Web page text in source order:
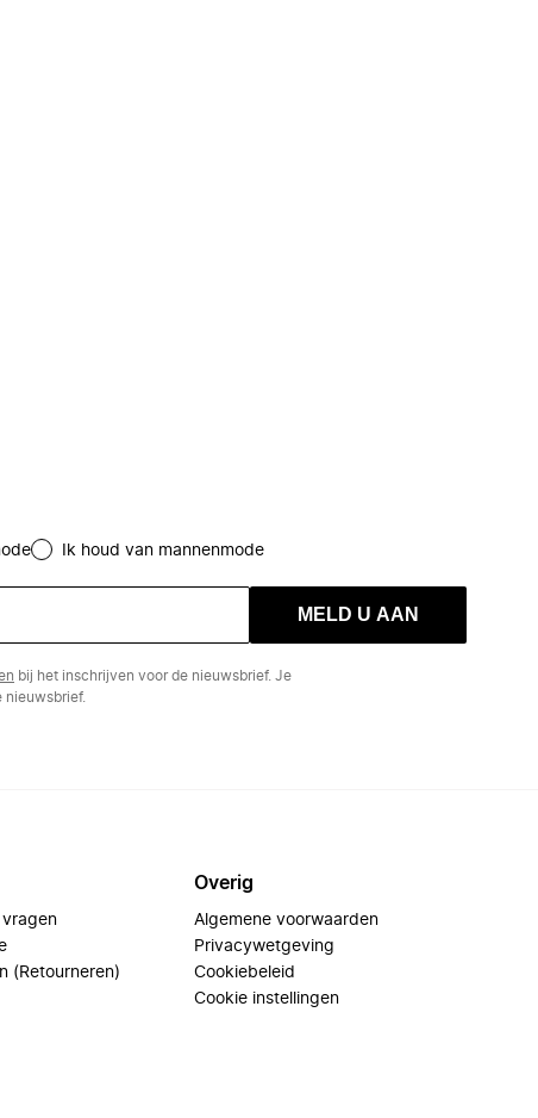
Ik houd van mannenmode
MELD U AAN
bij het inschrijven voor de nieuwsbrief. Je
vragen
(Retourneren)
Overig
Algemene voorwaarden
Privacywetgeving
Cookiebeleid
Cookie instellingen